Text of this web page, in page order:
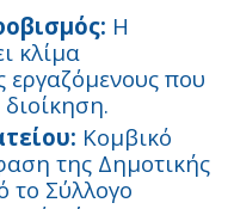
Η
κλίμα
εργαζόμενους που
διοίκηση.
Κομβικό
της Δημοτικής
το Σύλλογο